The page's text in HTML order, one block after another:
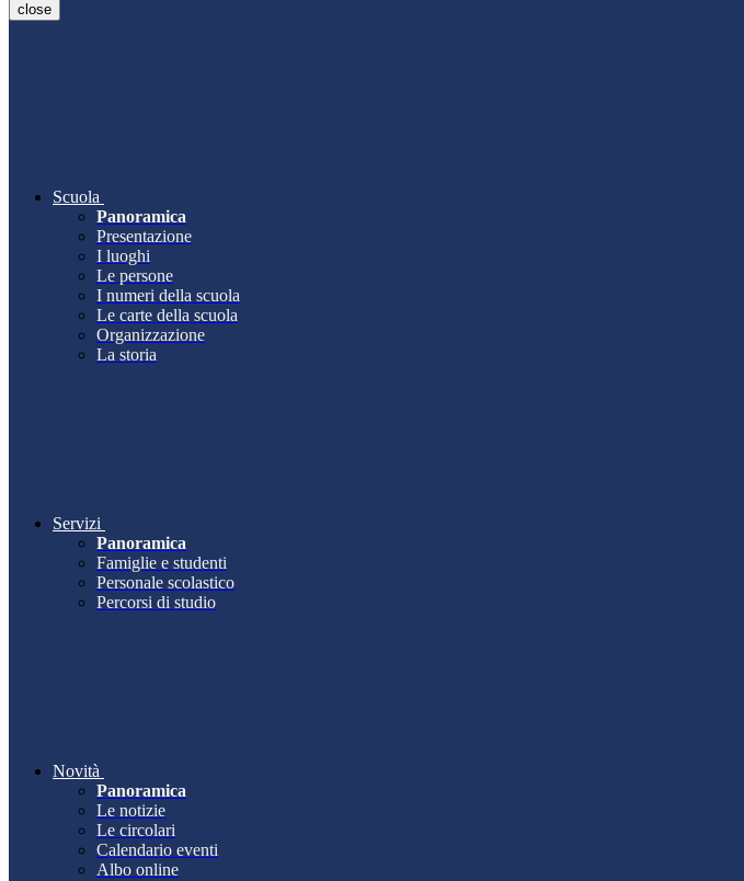
close
Scuola
Panoramica
Presentazione
I luoghi
Le persone
I numeri della scuola
Le carte della scuola
Organizzazione
La storia
Servizi
Panoramica
Famiglie e studenti
Personale scolastico
Percorsi di studio
Novità
Panoramica
Le notizie
Le circolari
Calendario eventi
Albo online